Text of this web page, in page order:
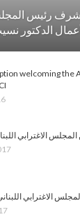
رئيس المجلس
الدكتور
welcoming the
الاغترابي
الاغترابي